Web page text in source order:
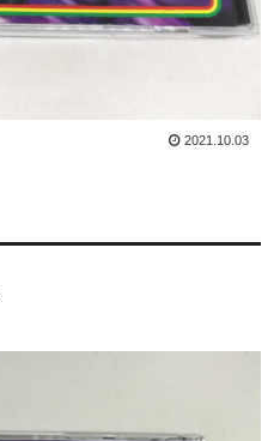
2021.10.03